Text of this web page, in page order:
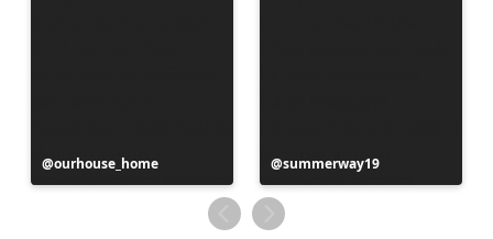
Bejegyzés
közzétevője
ourhouse_home
Bejegyzés
közzétevője
summerway19